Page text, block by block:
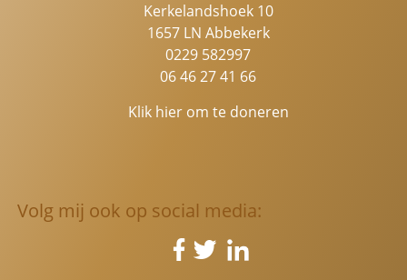
Kerkelandshoek 10
1657 LN Abbekerk
0229 582997
06 46 27 41 66
Klik hier om te doneren
Volg mij ook op social media: